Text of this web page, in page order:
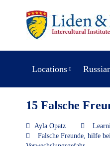
Locations
15 Falsche
Ayla Opatz
Falsche Freunde, hilfe